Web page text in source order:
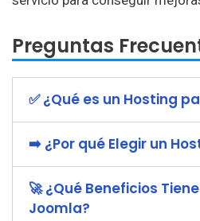
Preguntas
✅ ¿Qué es un Hosting
➡️ ¿Por qué Elegir un
🚀 ¿Qué Beneficios
Joomla?